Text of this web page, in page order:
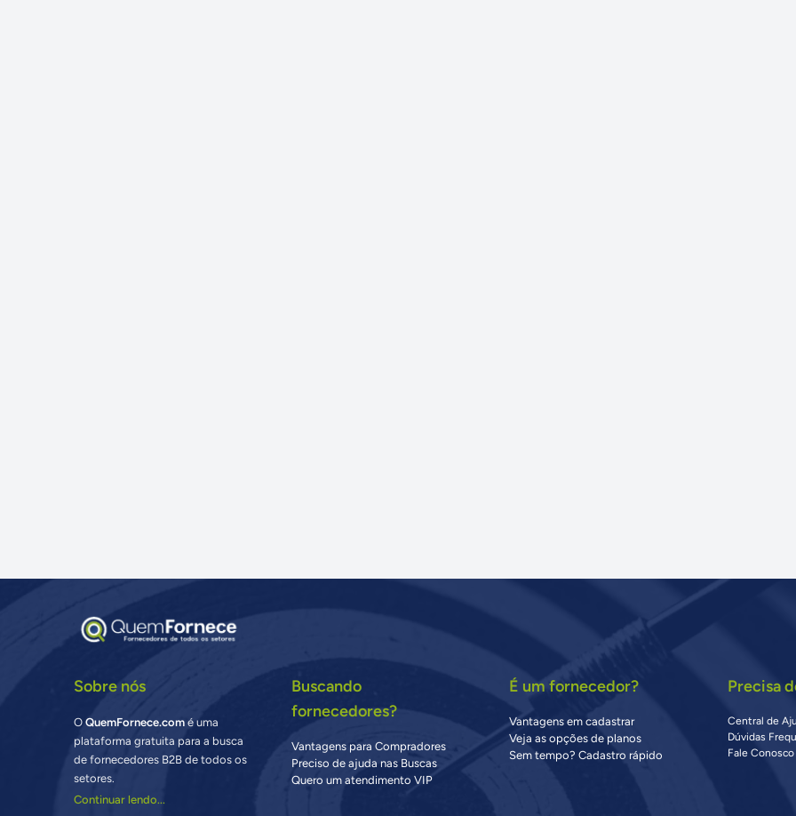
Sobre nós
OQuemFornece.com é uma
plataforma gratuita para a busca
de fornecedores B2B de todos os
setores.
Continuar lendo...
Buscando
fornecedores?
Vantagens para Compradores
Preciso de ajuda nas Buscas
Quero um atendimento VIP
É um fornecedor?
Vantagens em cadastrar
Veja as opções de planos
Sem tempo? Cadastro rápido
Precisa
Central de
Dúvidas
Fale Conosco